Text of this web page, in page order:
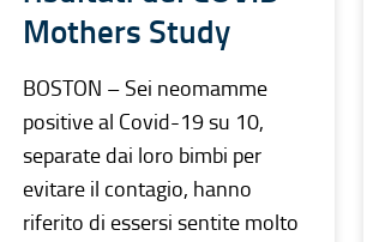
Mothers Study
BOSTON – Sei neomamme
positive al Covid-19 su 10,
separate dai loro bimbi per
evitare il contagio, hanno
riferito di essersi sentite molto